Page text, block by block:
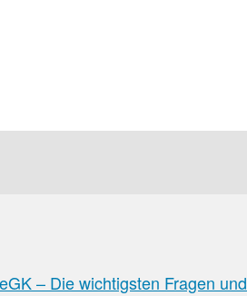
– Die wichtigsten Fragen und